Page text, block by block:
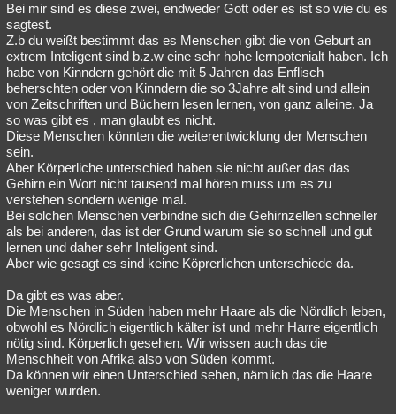
Bei mir sind es diese zwei, endweder Gott oder es ist so wie du es
sagtest.
Z.b du weißt bestimmt das es Menschen gibt die von Geburt an
extrem Inteligent sind b.z.w eine sehr hohe lernpotenialt haben. Ich
habe von Kinndern gehört die mit 5 Jahren das Enflisch
beherschten oder von Kinndern die so 3Jahre alt sind und allein
von Zeitschriften und Büchern lesen lernen, von ganz alleine. Ja
so was gibt es , man glaubt es nicht.
Diese Menschen könnten die weiterentwicklung der Menschen
sein.
Aber Körperliche unterschied haben sie nicht außer das das
Gehirn ein Wort nicht tausend mal hören muss um es zu
verstehen sondern wenige mal.
Bei solchen Menschen verbindne sich die Gehirnzellen schneller
als bei anderen, das ist der Grund warum sie so schnell und gut
lernen und daher sehr Inteligent sind.
Aber wie gesagt es sind keine Köprerlichen unterschiede da.
Da gibt es was aber.
Die Menschen in Süden haben mehr Haare als die Nördlich leben,
obwohl es Nördlich eigentlich kälter ist und mehr Harre eigentlich
nötig sind. Körperlich gesehen. Wir wissen auch das die
Menschheit von Afrika also von Süden kommt.
Da können wir einen Unterschied sehen, nämlich das die Haare
weniger wurden.